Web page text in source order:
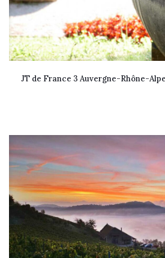
JT de France 3 Auvergne-Rhône-